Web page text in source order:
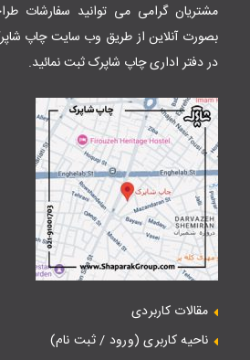
مشتریان گرامی می توانید سفارشات
بصورت آنلاین از طریق وب سایتچاپ
در دفتر اداری چاپ شاپرک ثبت نمائید.
مقالات کاربردی
ناحیه کاربری (ورود / ثبت نام)